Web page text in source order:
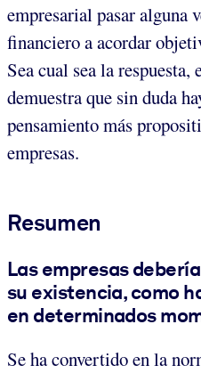
empresarial pasar alguna
financiero a acordar
Sea cual sea la
demuestra que sin duda
pensamiento más
empresas.
Resumen
Las empresas
su existencia, como
en determinados
Se ha convertido en la